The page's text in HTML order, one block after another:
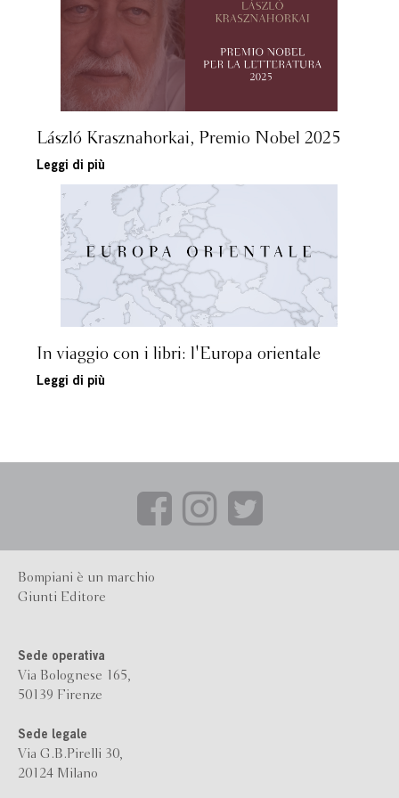
László Krasznahorkai, Premio Nobel 2025
Leggi di più
In viaggio con i libri: l'Europa orientale
Leggi di più
Bompiani è un marchio
Giunti Editore
Sede operativa
Via Bolognese 165,
50139 Firenze
Sede legale
Via G.B.Pirelli 30,
20124 Milano